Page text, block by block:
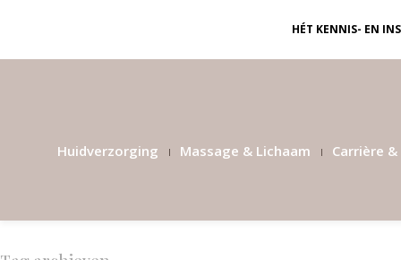
HÉT KENNIS- EN
Huidverzorging Massage & Lichaam Carrière